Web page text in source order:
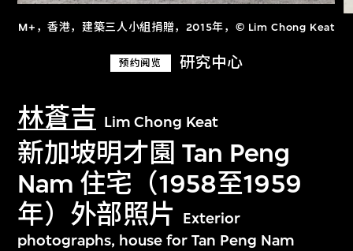
M+，香港，建築三人小組捐贈，2015年，© Lim Chong Keat
预约阅览 研究中心
林蒼吉 Lim Chong Keat
新加坡明才園 Tan Peng
Nam 住宅（1958至1959
年）外部照片 Exterior
photographs, house for Tan Peng Nam
文化藏品。